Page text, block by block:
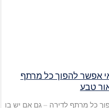
אפשר להפוך כל מרתף
טבע
כל מרתף לדירה – גם אם יש בו